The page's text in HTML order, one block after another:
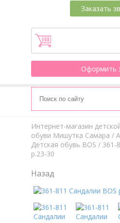
Заказать
Оформить
Интернет-магазин
обуви Мишутка Самара /
Детская обувь BOS / 361-
р.23-30
Назад